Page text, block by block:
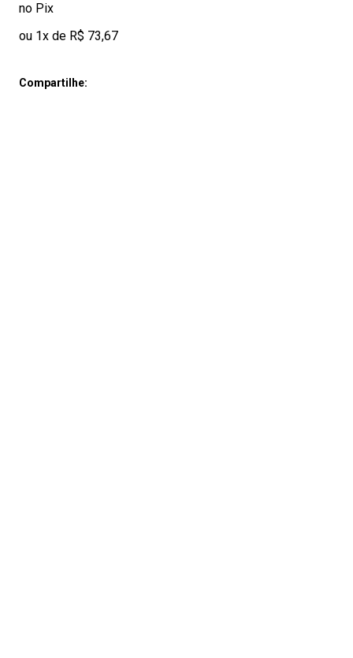
no Pix
ou 1x de R$ 73,67
Compartilhe: